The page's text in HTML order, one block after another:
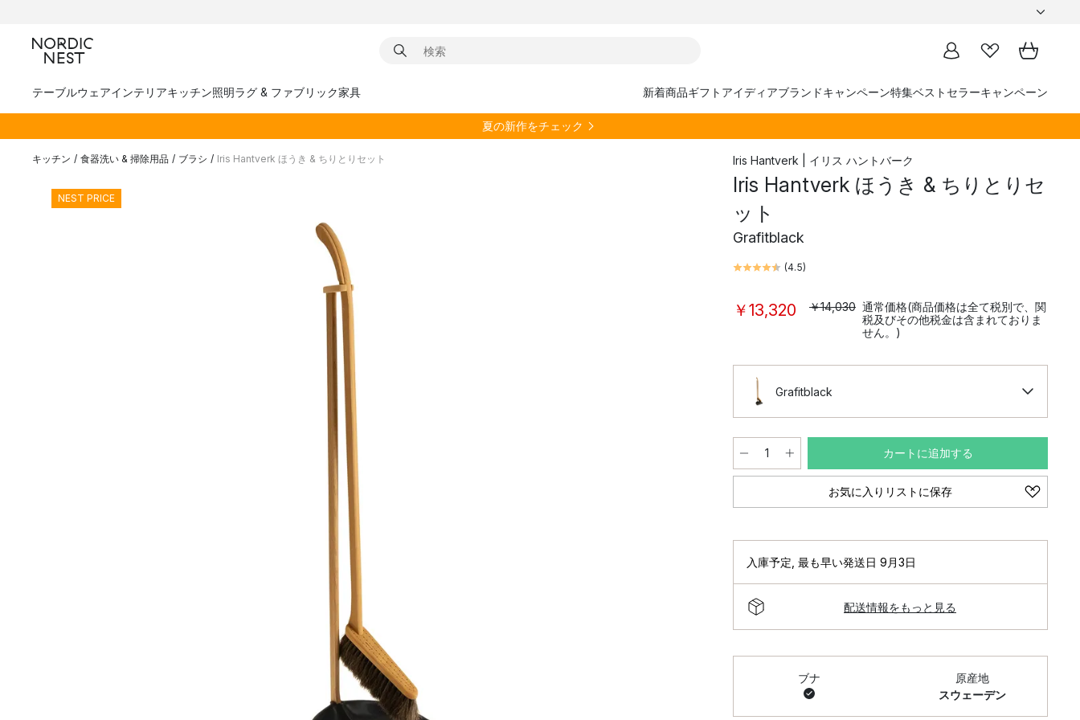
テーブルウェアインテリアキッチン照明ラグ & ファブリック家具 新着商品ギフトアイディアブランドキャンペーン特集ベストセラーキャンペーン
夏の新作をチェック
キッチン / 食器洗い & 掃除用品 / ブラシ / Iris Hantverk ほうき & ちりとりセット
NEST PRICE
Iris Hantverk | イリス ハントバーク
Iris Hantverk ほうき & ちりとりセ
ット
Grafitblack
(4.5)
￥13,320 ￥14,030 通常価格(商品価格は全て税別で、関
税及びその他税金は含まれておりま
せん。)
Grafitblack
カートに追加する
お気に入りリストに保存
入庫予定 最も早い発送日 9月3日
配送情報をもっと見る
ブナ
原産地
スウェーデン